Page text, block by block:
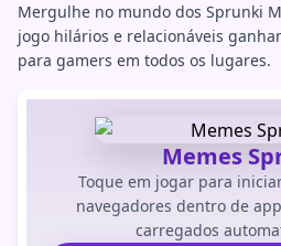
Mergulhe no mundo dos Sprunki
jogo hilários e relacionáveis
para gamers em todos os lugares.
Memes
Toque em jogar para
navegadores dentro de
carregados